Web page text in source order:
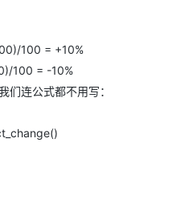
100 = +10%
100 = -10%
们连公式都不用写：